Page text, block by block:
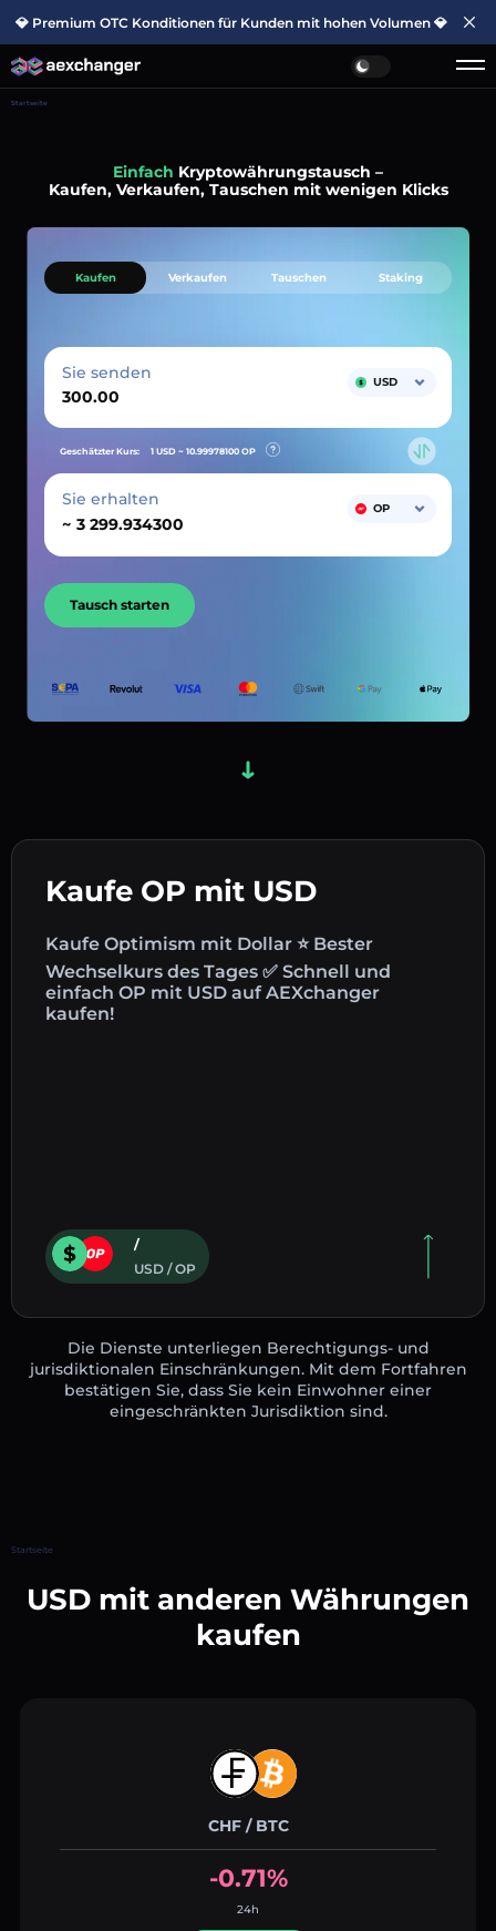
💎 Premium OTC Konditionen für Kunden mit hohen Volumen 💎
Startseite
Einfach Kryptowährungstausch –
Kaufen, Verkaufen, Tauschen mit wenigen Klicks
Kaufe OP mit USD
Kaufe Optimism mit Dollar ⭐ Bester
Wechselkurs des Tages ✅ Schnell und
einfach OP mit USD auf AEXchanger
kaufen!
/
USD / OP
Kaufen Verkaufen Tauschen Staking
Sie senden USD
Geschätzter Kurs: 1 USD ~ 10.99978100 OP
Sie erhalten
~
OP
Tausch starten
Die Dienste unterliegen Berechtigungs- und
jurisdiktionalen Einschränkungen. Mit dem Fortfahren
bestätigen Sie, dass Sie kein Einwohner einer
eingeschränkten Jurisdiktion sind.
Startseite
USD mit anderen Währungen
kaufen
CHF / BTC
-0.71%
24h